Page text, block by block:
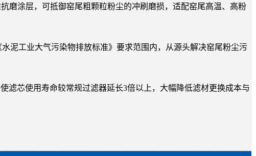
磨涂层，可抵御窑尾粗颗粒粉尘的冲刷磨损，适配窑尾高温、高粉
泥工业大气污染物排放标准》要求范围内，从源头解决窑尾粉尘污
滤芯使用寿命较常规过滤器延长3倍以上，大幅降低滤材更换成本与